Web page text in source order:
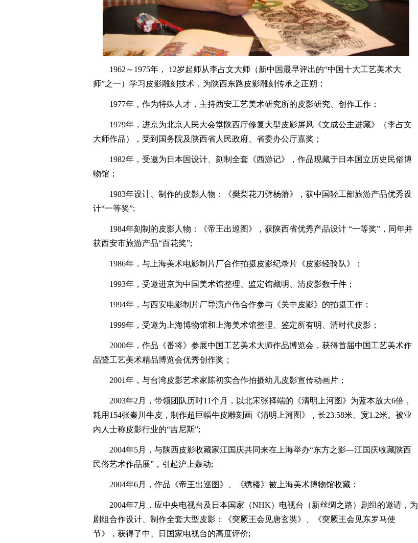
1962～1975年， 12岁起师从李占文大师（新中国最早评出的“中国十大工艺美术大
师”之一）学习皮影雕刻技术，为陕西东路皮影雕刻传承之正朔；
1977年，作为特殊人才，主持西安工艺美术研究所的皮影研究、创作工作；
1979年，进京为北京人民大会堂陕西厅修复大型皮影屏风《文成公主进藏》（李占文
大师作品），受到国务院及陕西省人民政府、省委办公厅嘉奖；
1982年，受邀为日本国设计、刻制全套《西游记》，作品现藏于日本国立历史民俗博
物馆；
1983年设计、制作的皮影人物：《樊梨花刀劈杨藩》，获中国轻工部旅游产品优秀设
计“一等奖”;
1984年刻制的皮影人物：《帝王出巡图》，获陕西省优秀产品设计 “一等奖”，同年并
获西安市旅游产品“百花奖”;
1986年，与上海美术电影制片厂合作拍摄皮影纪录片《皮影轻骑队》；
1993年，受邀进京为中国美术馆整理、监定馆藏明、清皮影数千件；
1994年，与西安电影制片厂导演卢伟合作参与《关中皮影》的拍摄工作；
1999年，受邀为上海博物馆和上海美术馆整理、鉴定所有明、清时代皮影；
2000年，作品《番将》参展中国工艺美术大师作品博览会，获得首届中国工艺美术作
品暨工艺美术精品博览会优秀创作奖；
2001年，与台湾皮影艺术家陈初实合作拍摄幼儿皮影宣传动画片；
2003年2月，带领团队历时11个月，以北宋张择端的《清明上河图》为蓝本放大6倍，
耗用154张秦川牛皮，制作超巨幅牛皮雕刻画《清明上河图》，长23.58米、宽1.2米。被业
内人士称皮影行业的“吉尼斯”;
2004年5月，与陕西皮影收藏家江国庆共同来在上海举办“东方之影—江国庆收藏陕西
民俗艺术作品展”，引起沪上轰动;
2004年6月，作品《帝王出巡图》、《绣楼》被上海美术博物馆收藏；
2004年7月，应中央电视台及日本国家（NHK）电视台（新丝绸之路）剧组的邀请，为
剧组合作设计、制作全套大型皮影：《突厥王会见唐玄奘》、《突厥王会见东罗马使
节》，获得了中、日国家电视台的高度评价;